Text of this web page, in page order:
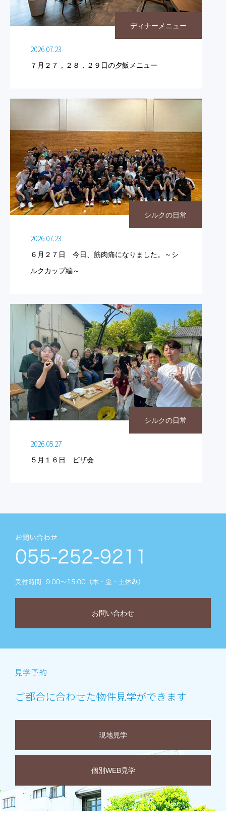
ディナーメニュー
2026.07.23
７月２７，２８，２９日の夕飯メニュー
シルクの日常
2026.07.23
６月２７日 今日、筋肉痛になりました。～シ
ルクカップ編～
シルクの日常
2026.05.27
５月１６日 ピザ会
お問い合わせ
ご都合に合わせた物件見学ができます
現地見学
個別WEB見学